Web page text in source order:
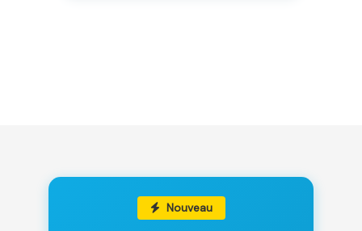
Nouveau